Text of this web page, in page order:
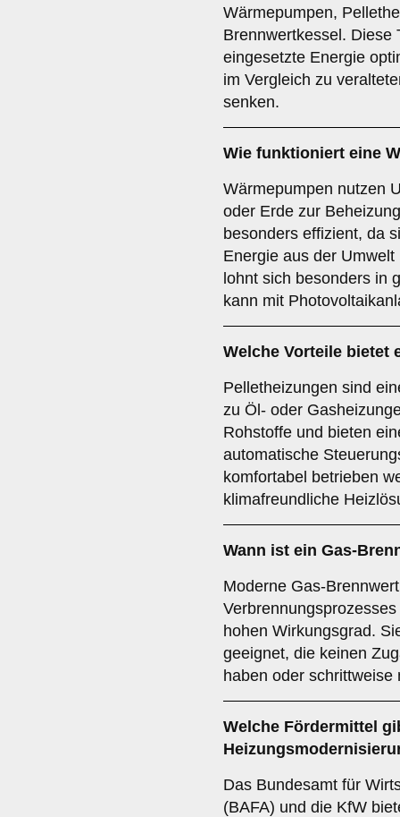
Wärmepumpen,
Brennwertkessel. Diese
eingesetzte Energie
im Vergleich zu
senken.
Wie funktioniert eine
Wärmepumpen nutzen
oder Erde zur
besonders effizient, da
Energie aus der
lohnt sich besonders in
kann mit
Welche Vorteile bietet
Pelletheizungen sind
zu Öl- oder
Rohstoffe und bieten
automatische
komfortabel betrieben
klimafreundliche
Wann ist ein Gas-
Moderne Gas-
hohen Wirkungsgrad.
geeignet, die keinen
haben oder
Welche Fördermittel
Das Bundesamt für
(BAFA) und die KfW